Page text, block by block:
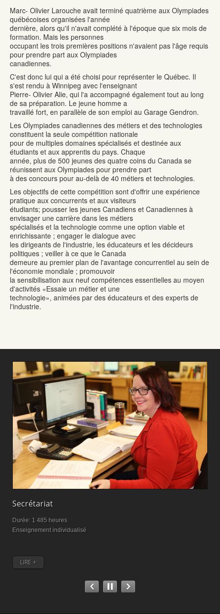
Marc- Olivier Larouche avait terminé quatrième aux Olympiades
québécoises organisées l'année
dernière, alors qu'il n'avait complété à l'époque que six mois de
formation. Mais les personnes
occupant les trois premières positions n'avaient pas l'âge requis
pour prendre part aux Olympiades
canadiennes.
C'est donc lui qui a été choisi pour représenter le Québec. Il
s'est rendu à Winnipeg avec l'enseignant
Pierre- Olivier Alie, qui l'a accompagné également tout au long
de sa préparation. Le jeune homme a
travaillé fort, en parallèle de son emploi au Garage Gendron.
Les Olympiades canadiennes des métiers et des technologies
constituent la seule compétition nationale
pour de multiples domaines spécialisés et destinée aux
étudiants et aux apprentis du pays. Chaque
année, plus de 500 jeunes des quatre coins du Canada se
réunissent aux Olympiades pour prendre part
à des concours pour au-delà de 40 métiers et technologies.
Les objectifs de cette compétition sont d'offrir une expérience
pratique aux concurrents et aux visiteurs
étudiants; pousser les jeunes Canadiens et Canadiennes à
envisager une carrière dans les métiers
spécialisés et la technologie comme une option viable et
enrichissante ; engager le dialogue avec
les dirigeants de l'industrie, les éducateurs et les décideurs
politiques ; veiller à ce que le Canada
demeure au premier plan de l'avantage concurrentiel au sein de
l'économie mondiale ; promouvoir
la sensibilisation aux neuf compétences essentielles au moyen
d'activités «Essaie un métier et une
technologie», animées par des éducateurs et des experts de
l'industrie.
Secrétariat
Durée: 1 485 heures
Enseignement individualisé
LIRE +